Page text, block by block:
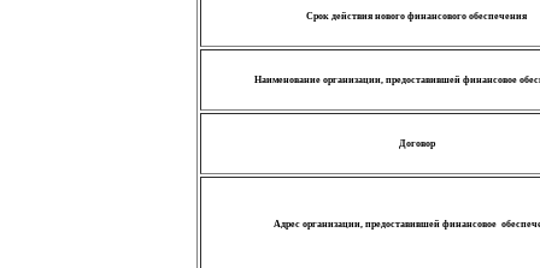
Срок действия нового финансового обеспечения
Наименование организации, предоставившей финансовое
Договор
Адрес организации, предоставившей финансовое